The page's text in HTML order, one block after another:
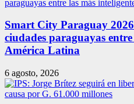
Smart City Paraguay
ciudades paraguayas
América Latina
6 agosto, 2026